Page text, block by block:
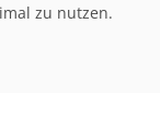
zu nutzen.